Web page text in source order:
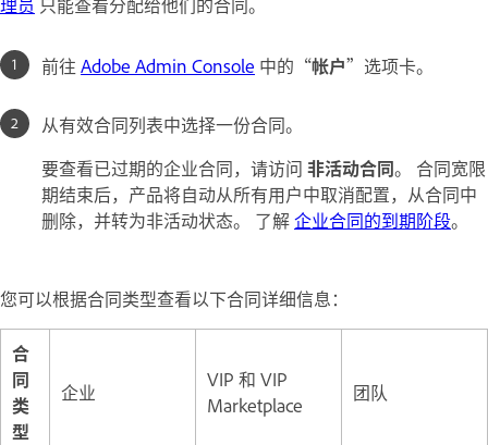
前往 Adobe Admin Console 中的“帐户”选项卡。
从有效合同列表中选择一份合同。
要查看已过期的企业合同，请访问 非活动合同。 合同宽限
期结束后，产品将自动从所有用户中取消配置，从合同中
删除，并转为非活动状态。 了解企业合同的到期阶段。
您可以根据合同类型查看以下合同详细信息：
合
同
类
型
企业
VIP 和 VIP
Marketplace
团队